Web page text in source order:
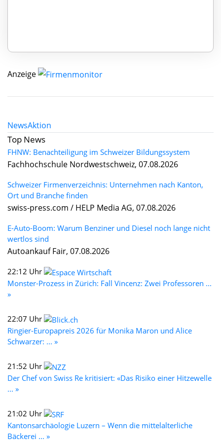
Anzeige
NewsAktion
Top News
FHNW: Benachteiligung im Schweizer Bildungssystem
Fachhochschule Nordwestschweiz, 07.08.2026
Schweizer Firmenverzeichnis: Unternehmen nach Kanton,
Ort und Branche finden
swiss-press.com / HELP Media AG, 07.08.2026
E-Auto-Boom: Warum Benziner und Diesel noch lange nicht
wertlos sind
Autoankauf Fair, 07.08.2026
22:12 Uhr
Monster-Prozess in Zürich: Fall Vincenz: Zwei Professoren ...
»
22:07 Uhr
Ringier-Europapreis 2026 für Monika Maron und Alice
Schwarzer: ... »
21:52 Uhr
Der Chef von Swiss Re kritisiert: «Das Risiko einer Hitzewelle
... »
21:02 Uhr
Kantonsarchäologie Luzern – Wenn die mittelalterliche
Bäckerei ... »